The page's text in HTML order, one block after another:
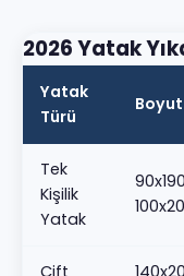
2026 Yatak
Yatak
Türü
Boyut
Tek
Kişilik
Yatak